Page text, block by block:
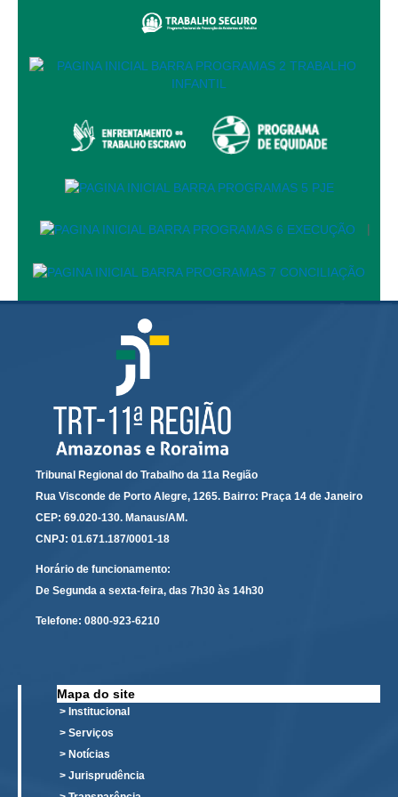
Automação e IA
Governança
Gestão Estratégica
Governança das Contratações Obras
Laboratório de Inovação
Sites Institucionais
Centro de Memória
Educação a distância
Responsabilidade Socioambiental
Comissão Permanente de Acessibilidade e Inclusão
Escola Judicial
Programa Trabalho Seguro
Coordenadoria de Saúde
Serviços
Ação Trabalhista (Atermação)
Atermação On-line - Interior do Amazonas
Agendamento de Reclamação Verbal
Glossário
Consulta de Pautas
|
Tribunal Regional do Trabalho da 11a Região
Rua Visconde de Porto Alegre, 1265. Bairro: Praça 14 de Janeiro
CEP: 69.020-130. Manaus/AM.
CNPJ: 01.671.187/0001-18
Horário de funcionamento:
De Segunda a sexta-feira, das 7h30 às 14h30
Telefone: 0800-923-6210
Mapa do site
> Institucional
> Serviços
> Notícias
> Jurisprudência